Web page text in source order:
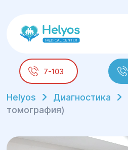
7-103
Helyos Диагностика
томография)